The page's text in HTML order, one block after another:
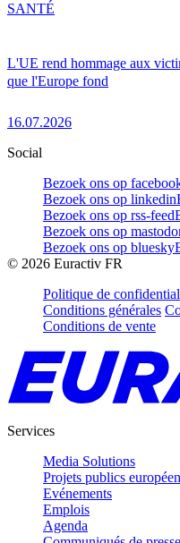
L'UE rend hommage aux
que l'Europe fond
16.07.2026
SANTÉ
Social
Bezoek ons op
Bezoek ons op linkedin
Bezoek ons op rss-feed
Bezoek ons op
Bezoek ons op bluesky
© 2026 Euractiv FR
Politique de
Conditions générales
Conditions de vente
Services
Media Solutions
Projets publics
Evénements
Emplois
Agenda